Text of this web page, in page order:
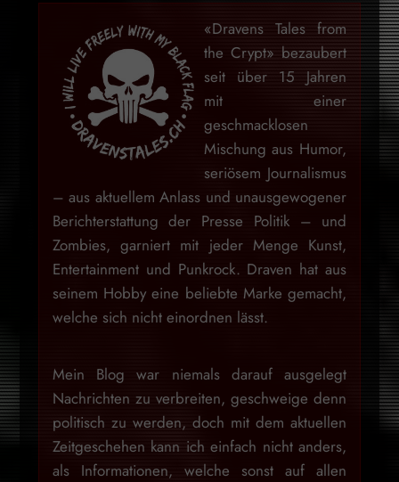
«Dravens Tales from
the Crypt» bezaubert
seit über 15 Jahren
mit einer
geschmacklosen
Mischung aus Humor,
seriösem Journalismus
– aus aktuellem Anlass und unausgewogener
Berichterstattung der Presse Politik – und
Zombies, garniert mit jeder Menge Kunst,
Entertainment und Punkrock. Draven hat aus
seinem Hobby eine beliebte Marke gemacht,
welche sich nicht einordnen lässt.
Mein Blog war niemals darauf ausgelegt
Nachrichten zu verbreiten, geschweige denn
politisch zu werden, doch mit dem aktuellen
Zeitgeschehen kann ich einfach nicht anders,
als Informationen, welche sonst auf allen